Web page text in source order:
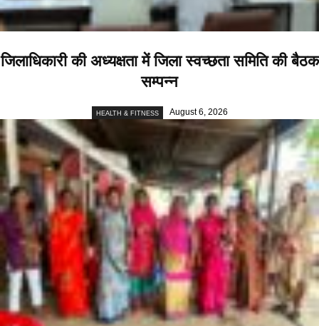
जिलाधिकारी की अध्यक्षता में जिला स्वच्छता समिति की बैठक
सम्पन्न
HEALTH & FITNESS August 6, 2026